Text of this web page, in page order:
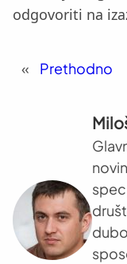
odgovoriti na
« Prethodno